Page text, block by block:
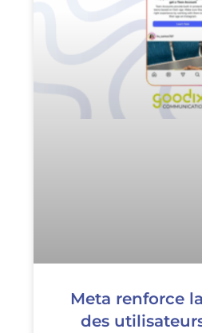
Meta renforce
des